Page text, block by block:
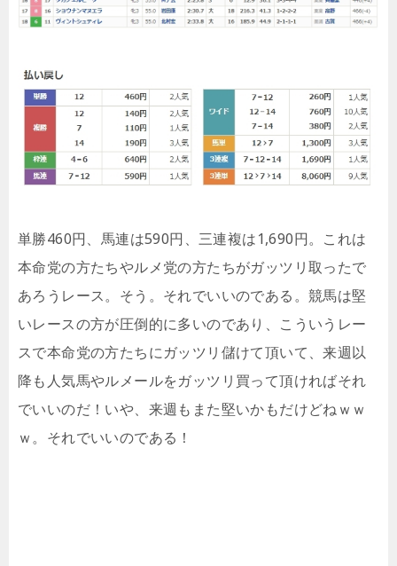
単勝460円、馬連は590円、三連複は1,690円。これは
本命党の方たちやルメ党の方たちがガッツリ取ったで
あろうレース。そう。それでいいのである。競馬は堅
いレースの方が圧倒的に多いのであり、こういうレー
スで本命党の方たちにガッツリ儲けて頂いて、来週以
降も人気馬やルメールをガッツリ買って頂ければそれ
でいいのだ！いや、来週もまた堅いかもだけどねｗｗ
ｗ。それでいいのである！